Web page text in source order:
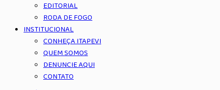
EDITORIAL
RODA DE FOGO
INSTITUCIONAL
CONHEÇA ITAPEVI
QUEM SOMOS
DENUNCIE AQUI
CONTATO